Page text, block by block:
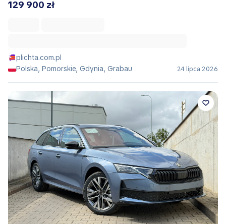
129 900 zł
plichta.com.pl
Polska, Pomorskie, Gdynia, Grabau
24 lipca 2026